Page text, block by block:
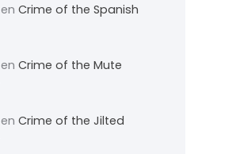
enCrime of the Spanish
enCrime of the Mute
enCrime of the Jilted